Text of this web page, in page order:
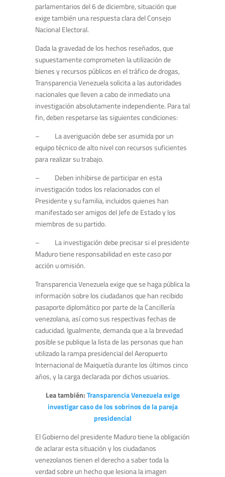
parlamentarios del 6 de diciembre, situación que
exige también una respuesta clara del Consejo
Nacional Electoral.
Dada la gravedad de los hechos reseñados, que
supuestamente comprometen la utilización de
bienes y recursos públicos en el tráfico de drogas,
Transparencia Venezuela solicita a las autoridades
nacionales que lleven a cabo de inmediato una
investigación absolutamente independiente. Para tal
fin, deben respetarse las siguientes condiciones:
– La averiguación debe ser asumida por un
equipo técnico de alto nivel con recursos suficientes
para realizar su trabajo.
– Deben inhibirse de participar en esta
investigación todos los relacionados con el
Presidente y su familia, incluidos quienes han
manifestado ser amigos del Jefe de Estado y los
miembros de su partido.
– La investigación debe precisar si el presidente
Maduro tiene responsabilidad en este caso por
acción u omisión.
Transparencia Venezuela exige que se haga pública la
información sobre los ciudadanos que han recibido
pasaporte diplomático por parte de la Cancillería
venezolana, así como sus respectivas fechas de
caducidad. Igualmente, demanda que a la brevedad
posible se publique la lista de las personas que han
utilizado la rampa presidencial del Aeropuerto
Internacional de Maiquetía durante los últimos cinco
años, y la carga declarada por dichos usuarios.
Lea también:Transparencia Venezuela exige
investigar caso de los sobrinos de la pareja
presidencial
El Gobierno del presidente Maduro tiene la obligación
de aclarar esta situación y los ciudadanos
venezolanos tienen el derecho a saber toda la
verdad sobre un hecho que lesiona la imagen